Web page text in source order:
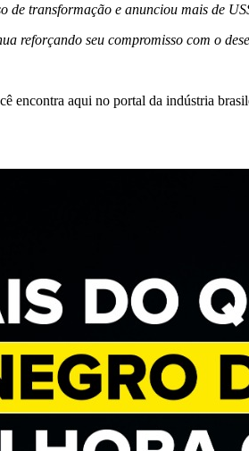
de transformação e anunciou mais de
reforçando seu compromisso com o
encontra aqui no portal da indústria